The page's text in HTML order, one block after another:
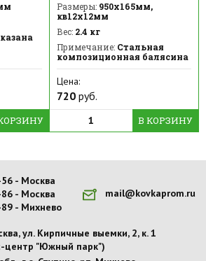
Размеры:950х165мм,
кв12х12мм
Вес:2.4 кг
Примечание:Стальная
композиционная балясина
Цена:
720руб.
В КОРЗИНУ
- Москва
- Москва
- Михнево
mail@kovkaprom.ru
ул. Кирпичные выемки, 2, к. 1
центр "Южный парк")